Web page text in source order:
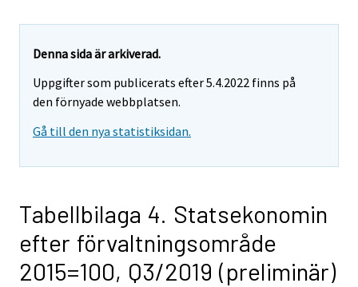
Denna sida är arkiverad.
Uppgifter som publicerats efter 5.4.2022 finns på
den förnyade webbplatsen.
Gå till den nya statistiksidan.
Tabellbilaga 4. Statsekonomin
efter förvaltningsområde
2015=100, Q3/2019 (preliminär)